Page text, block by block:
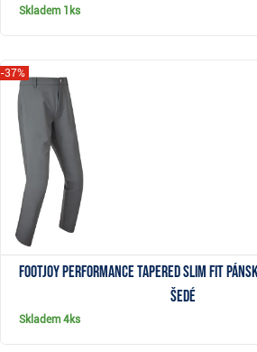
Skladem 1ks
FootJoy Performance Tapered Slim Fit
šedé
-37%
Skladem4ks